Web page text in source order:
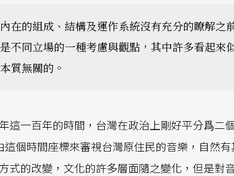
在的組成、結構及運作系統沒有充分的瞭解之
不同立場的一種考慮與觀點，其中許多看起來
質無關的。
這一百年的時間，台灣在政治上剛好平分爲二
個時間座標來審視台灣原住民的音樂，自然有
式的改變，文化的許多層面隨之變化，但是對